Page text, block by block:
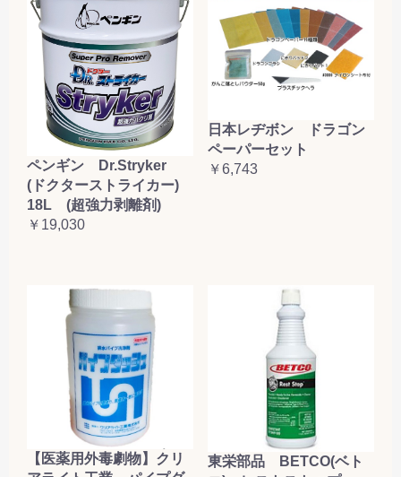
ペンギン Dr.Stryker
(ドクターストライカー)
18L (超強力剥離剤)
￥19,030
日本レヂボン ドラゴン
ペーパーセット
￥6,743
【医薬用外毒劇物】クリ
東栄部品 BETCO(ベト